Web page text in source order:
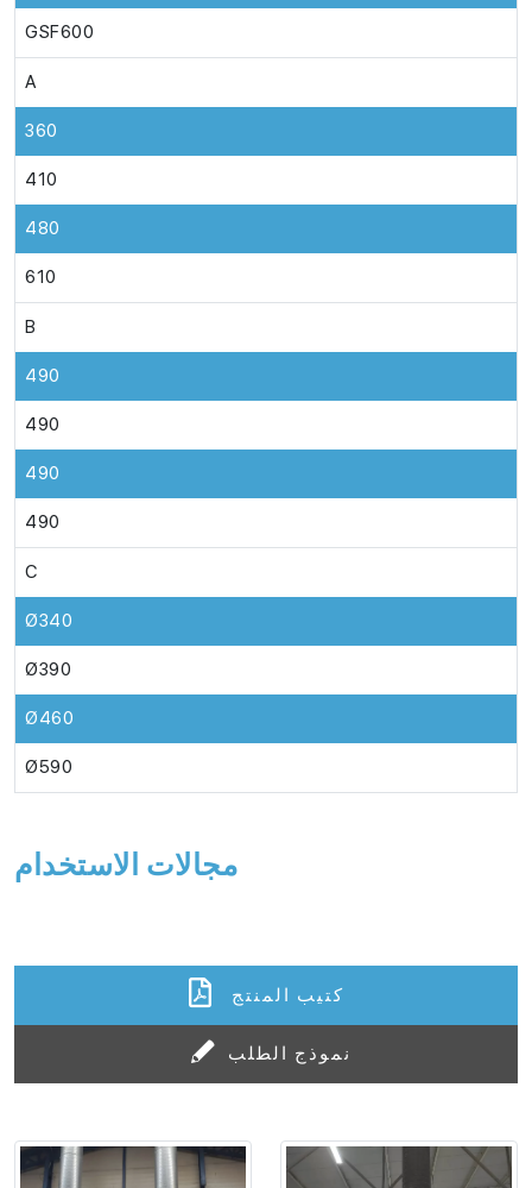
GSF600
A
360
410
480
610
B
490
490
490
490
C
Ø340
Ø390
Ø460
Ø590
مجالات الاستخدام
كتيب المنتج
نموذج الطلب